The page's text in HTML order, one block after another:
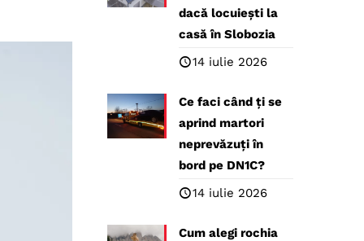
dacă locuiești la
casă în Slobozia
14 iulie 2026
Ce faci când ți se
aprind martori
neprevăzuți în
bord pe DN1C?
14 iulie 2026
Cum alegi rochia